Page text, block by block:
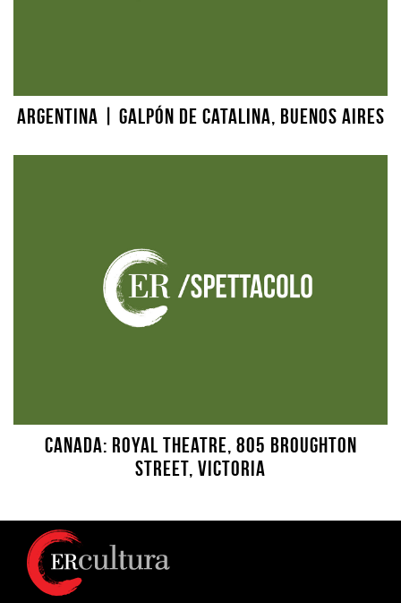
Argentina | Galpón de Catalina, Buenos Aires
CANADA: Royal Theatre, 805 Broughton
Street, Victoria